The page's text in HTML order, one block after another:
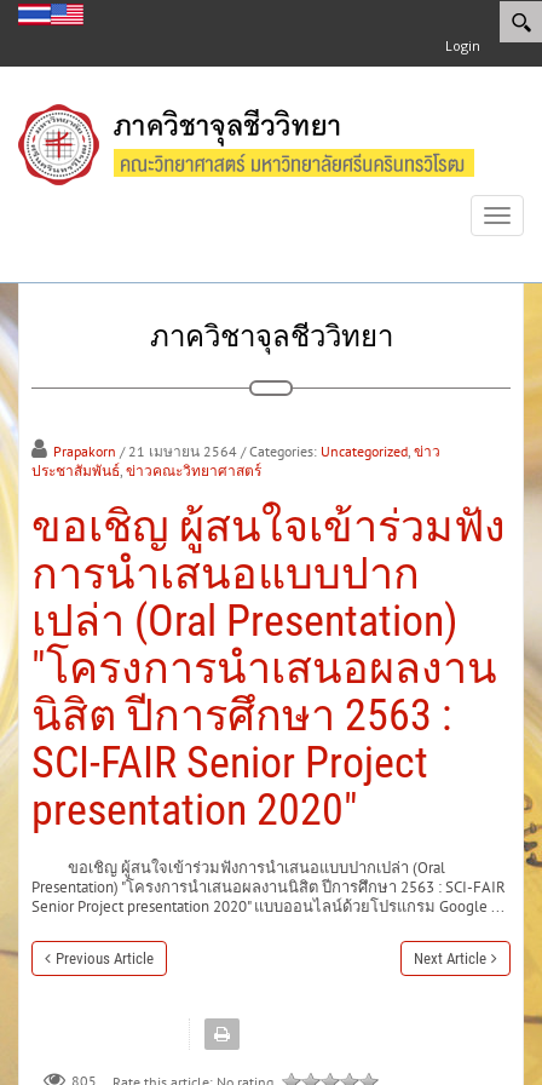
Login
ภาควิชาจุลชีววิทยา
Prapakorn / 21 เมษายน 2564 / Categories: Uncategorized ข่าว
ประชาสัมพันธ์ ข่าวคณะวิทยาศาสตร์
ขอเชิญ ผู้สนใจเข้าร่วมฟัง
การนำเสนอแบบปาก
เปล่า (Oral Presentation)
"โครงการนำเสนอผลงาน
นิสิต ปีการศึกษา 2563 :
SCI-FAIR Senior Project
presentation 2020"
ขอเชิญ ผู้สนใจเข้าร่วมฟังการนำเสนอแบบปากเปล่า (Oral
Presentation) "โครงการนำเสนอผลงานนิสิต ปีการศึกษา 2563 : SCI-FAIR
Senior Project presentation 2020" แบบออนไลน์ด้วยโปรแกรม Google ...
Previous Article Next Article